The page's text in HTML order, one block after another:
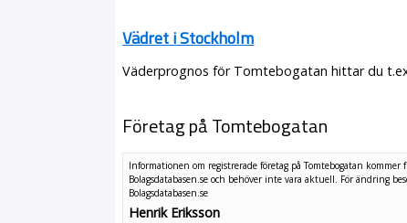
Vädret i Stockholm
Väderprognos för Tomtebogatan hittar du
Företag på Tomtebogatan
Informationen om registrerade företag på Tomtebogatan kommer
Bolagsdatabasen.se och behöver inte vara aktuell. För ändring
Bolagsdatabasen.se
Henrik Eriksson